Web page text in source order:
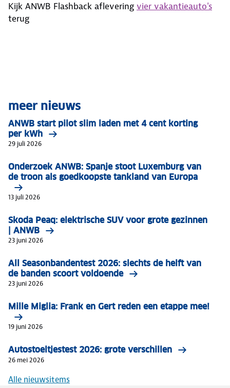
Kijk ANWB Flashback aflevering vier vakantieauto's
terug
meer nieuws
ANWB start pilot slim laden met 4 cent korting
per kWh
29 juli 2026
Onderzoek ANWB: Spanje stoot Luxemburg van
de troon als goedkoopste tankland van Europa
13 juli 2026
Skoda Peaq: elektrische SUV voor grote gezinnen
| ANWB
23 juni 2026
All Seasonbandentest 2026: slechts de helft van
de banden scoort voldoende
23 juni 2026
Mille Miglia: Frank en Gert reden een etappe mee!
19 juni 2026
Autostoeltjestest 2026: grote verschillen
26 mei 2026
Alle nieuwsitems